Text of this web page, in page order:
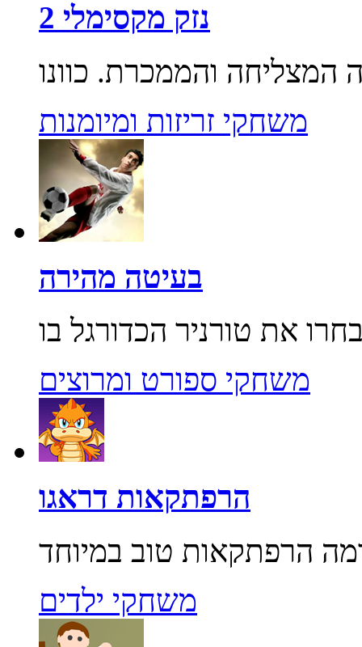
נזק מקסימלי 2
משחקי זריזות ומיומנות
בעיטה מהירה
משחקי ספורט ומרוצים
הרפתקאות דראגו
משחקי ילדים